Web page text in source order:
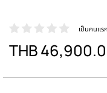
เป็นคนแร
THB